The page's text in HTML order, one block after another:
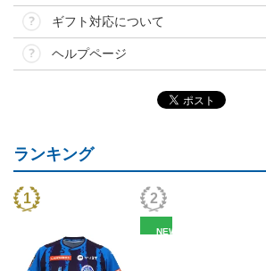
ギフト対応について
ヘルプページ
ランキング
NEW